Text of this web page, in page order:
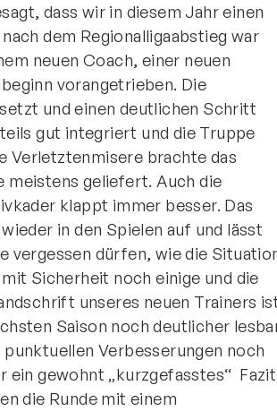
dass wir in diesem Jahr einen
dem Regionalligaabstieg war
neuen Coach, einer neuen
vorangetrieben. Die
und einen deutlichen Schritt
gut integriert und die Truppe
Verletztenmisere brachte das
meistens geliefert. Auch die
klappt immer besser. Das
in den Spielen auf und lässt
vergessen dürfen, wie die
Sicherheit noch einige und die
unseres neuen Trainers
Saison noch deutlicher
Verbesserungen noch
ein gewohnt „kurzgefasstes“ Fazit
die Runde mit einem